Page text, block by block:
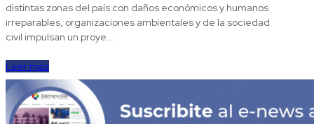
distintas zonas del país con daños económicos y humanos
irreparables, organizaciones ambientales y de la sociedad
civil impulsan un proye...
Leer más